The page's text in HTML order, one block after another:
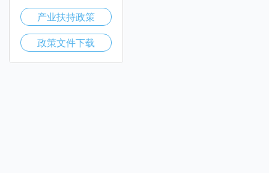
产业扶持政策
政策文件下载